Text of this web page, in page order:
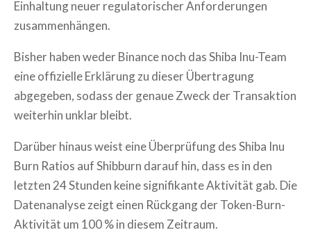
Einhaltung neuer regulatorischer Anforderungen
zusammenhängen.
Bisher haben weder Binance noch das Shiba Inu-Team
eine offizielle Erklärung zu dieser Übertragung
abgegeben, sodass der genaue Zweck der Transaktion
weiterhin unklar bleibt.
Darüber hinaus weist eine Überprüfung des Shiba Inu
Burn Ratios auf Shibburn darauf hin, dass es in den
letzten 24 Stunden keine signifikante Aktivität gab. Die
Datenanalyse zeigt einen Rückgang der Token-Burn-
Aktivität um 100 % in diesem Zeitraum.